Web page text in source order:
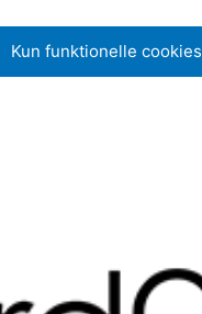
Kun funktionelle cookies